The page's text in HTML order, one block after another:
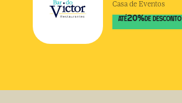
Casa de Eventos
ATÉ20% DE DESCONTO